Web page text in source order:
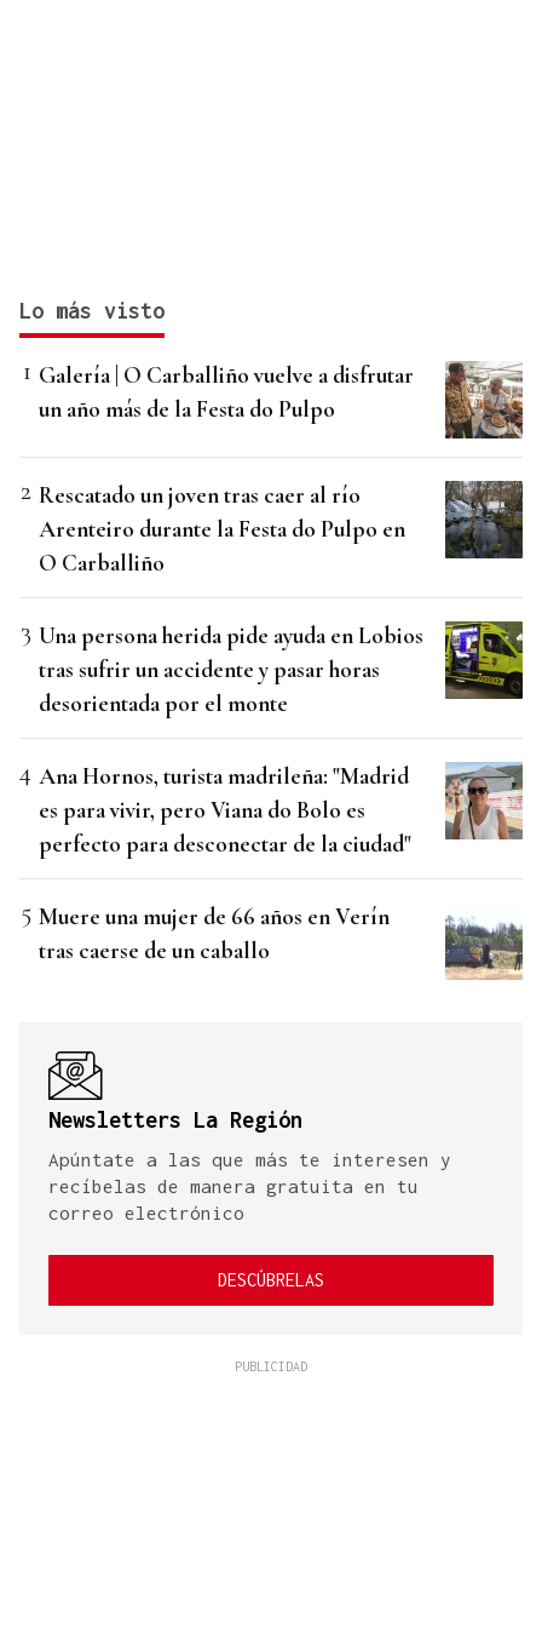
Lo más visto
Galería | O Carballiño vuelve a disfrutar
un año más de la Festa do Pulpo
Rescatado un joven tras caer al río
Arenteiro durante la Festa do Pulpo en
O Carballiño
Una persona herida pide ayuda en Lobios
tras sufrir un accidente y pasar horas
desorientada por el monte
Ana Hornos, turista madrileña: "Madrid
es para vivir, pero Viana do Bolo es
perfecto para desconectar de la ciudad"
Muere una mujer de 66 años en Verín
tras caerse de un caballo
Newsletters La Región
Apúntate a las que más te interesen y
recíbelas de manera gratuita en tu
correo electrónico
DESCÚBRELAS